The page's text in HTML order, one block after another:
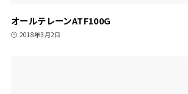
オールテレーンATF100G
2018年3月2日